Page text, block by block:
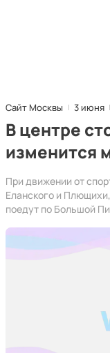
Сайт Москвы 3 июня
В центре
изменится
При движении от
Еланского и
поедут по Большой